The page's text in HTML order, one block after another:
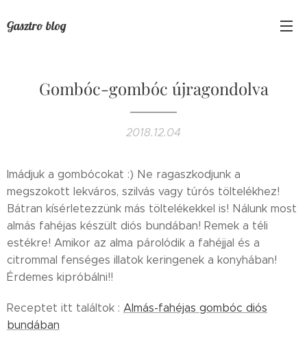
Gasztro blog
Gombóc-gombóc újragondolva
2018.12.04
Imádjuk a gombócokat :) Ne ragaszkodjunk a
megszokott lekváros, szilvás vagy túrós töltelékhez!
Bátran kísérletezzünk más töltelékekkel is! Nálunk most
almás fahéjas készült diós bundában! Remek a téli
estékre! Amikor az alma párolódik a fahéjjal és a
citrommal fenséges illatok keringenek a konyhában!
Érdemes kipróbálni!!
Receptet itt találtok : Almás-fahéjas gombóc diós
bundában